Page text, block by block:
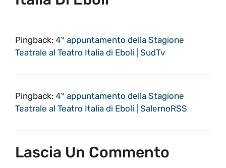
Pingback: 4° appuntamento della Stagione
Teatrale al Teatro Italia di Eboli | SudTv
Pingback: 4° appuntamento della Stagione
Teatrale al Teatro Italia di Eboli | SalernoRSS
Lascia Un Commento